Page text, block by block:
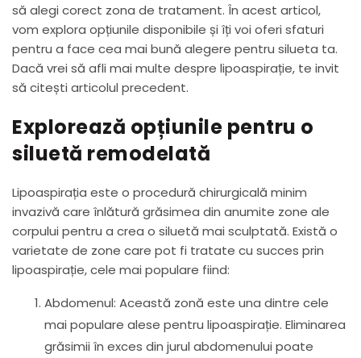
să alegi corect zona de tratament. În acest articol,
vom explora opțiunile disponibile și îți voi oferi sfaturi
pentru a face cea mai bună alegere pentru silueta ta.
Dacă vrei să afli mai multe despre lipoaspirație, te invit
să citești articolul precedent.
Explorează opțiunile pentru o
siluetă remodelată
Lipoaspirația este o procedură chirurgicală minim
invazivă care înlătură grăsimea din anumite zone ale
corpului pentru a crea o siluetă mai sculptată. Există o
varietate de zone care pot fi tratate cu succes prin
lipoaspirație, cele mai populare fiind:
Abdomenul: Această zonă este una dintre cele
mai populare alese pentru lipoaspirație. Eliminarea
grăsimii în exces din jurul abdomenului poate